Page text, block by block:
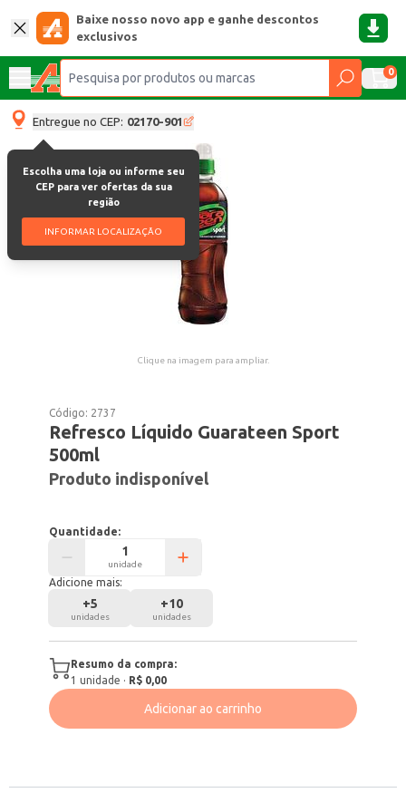
Baixe nosso novo app e ganhe descontos
exclusivos
0
Entregue no CEP: 02170-901
Escolha uma loja ou informe seu
CEP para ver ofertas da sua
região
INFORMAR LOCALIZAÇÃO
Clique na imagem para ampliar.
Código: 2737
Refresco Líquido Guarateen Sport
500ml
Produto indisponível
Quantidade:
unidade
Adicione mais:
+5
unidades
+10
unidades
Resumo da compra:
1 unidade · R$ 0,00
Adicionar ao carrinho